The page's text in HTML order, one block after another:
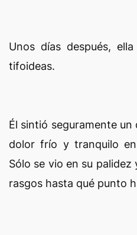
Unos días después,
tifoideas.
Él sintió seguramente
dolor frío y tranquilo
Sólo se vio en su
rasgos hasta qué punto